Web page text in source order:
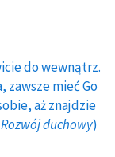
do wewnątrz.
zawsze mieć Go
aż znajdzie
Rozwój duchowy)